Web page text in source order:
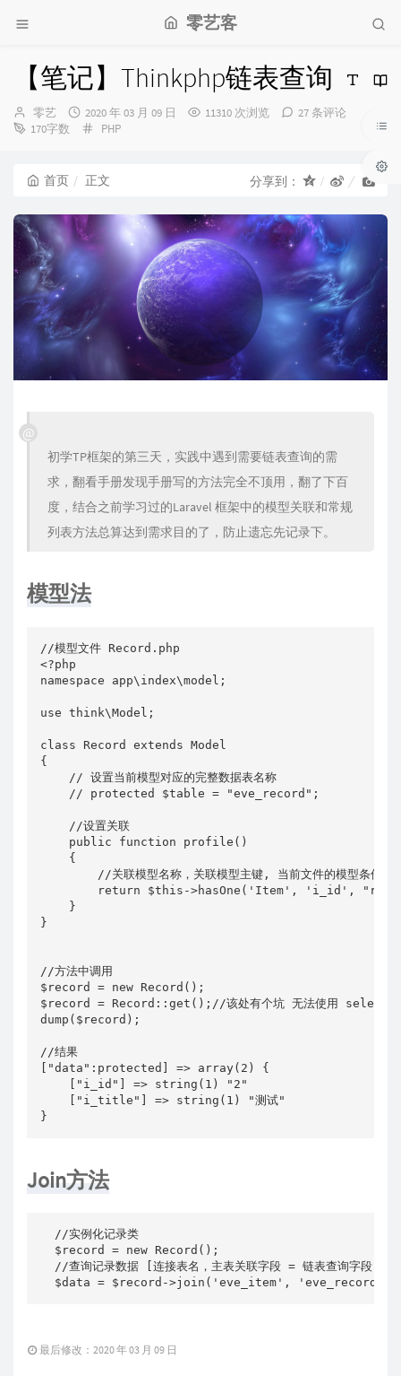
零艺客
【笔记】Thinkphp链表查询
博
主：
零艺
发
布
2020 年 03 月 09 日 11310 次浏览
27 条评论
170字数
分
PHP
首页 正文 分享到：
初学TP框架的第三天，实践中遇到需要链表查询的需
求，翻看手册发现手册写的方法完全不顶用，翻了下百
度，结合之前学习过的Laravel 框架中的模型关联和常规
列表方法总算达到需求目的了，防止遗忘先记录下。
模型法
//模型文件 Record.php
<?php
namespace app\index\model;
use think\Model;
class Record extends Model
{
    // 设置当前模型对应的完整数据表名称
    // protected $table = "eve_record";
    //设置关联
    public function profile()
    {
        //关联模型名称，关联模型主键, 当前文件的模型条件
return $this->hasOne('Item', 'i_id',
    }
}
//方法中调用
$record = new Record();
$record = Record::get();//该处有个坑 无法使用 select和
dump($record);
//结果
["data":protected] => array(2) {
    ["i_id"] => string(1) "2"
    ["i_title"] => string(1) "测试"
Join方法
  //实例化记录类
  $record = new Record();
//查询记录数据 [连接表名，主表关联字段 = 链表查询字段]
最后修改：2020 年 03 月 09 日